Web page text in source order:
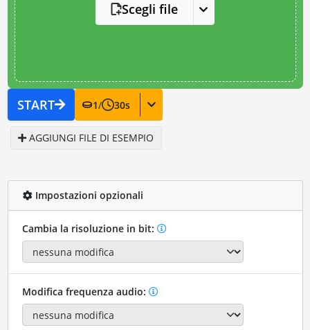
Scegli file
START 1/ 30s
AGGIUNGI FILE DI ESEMPIO
Impostazioni opzionali
Cambia la risoluzione in bit:
Modifica frequenza audio: